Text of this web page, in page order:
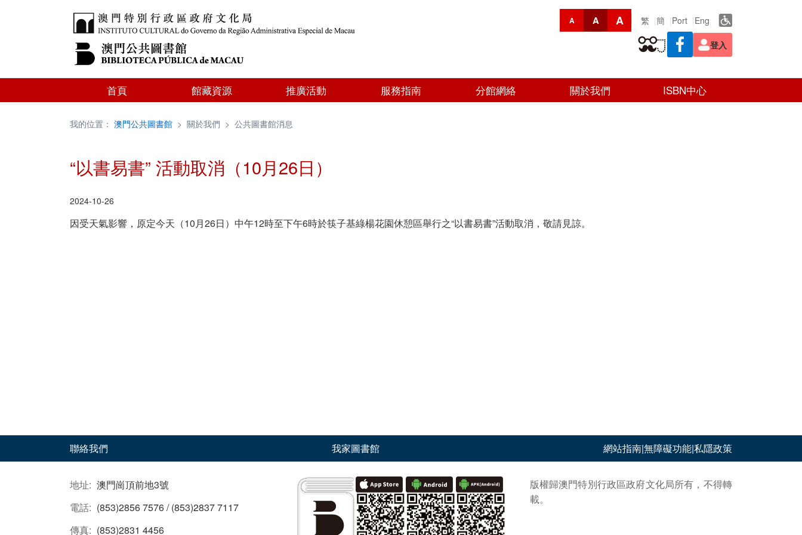
A A A 繁 簡 Port Eng
登入
首頁 館藏資源 推廣活動 服務指南 分館網絡 關於我們 ISBN中心
我的位置： 澳門公共圖書館 > 關於我們 > 公共圖書館消息
“以書易書” 活動取消（10月26日）
2024-10-26
因受天氣影響，原定今天（10月26日）中午12時至下午6時於筷子基綠楊花園休憩區舉行之“以書易書”活動取消，敬請見諒。
聯絡我們 我家圖書館 網站指南|無障礙功能|私隱政策
地址: 澳門崗頂前地3號
電話: (853)2856 7576 / (853)2837 7117
傳真: (853)2831 4456
版權歸澳門特別行政區政府文化局所有，不得轉
載。